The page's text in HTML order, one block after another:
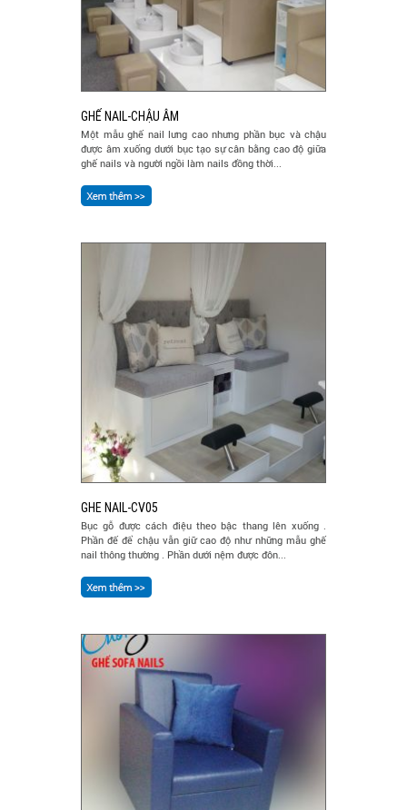
GHẾ NAIL-CHẬU ÂM
Một mẫu ghế nail lưng cao nhưng phần bục và chậu
được âm xuống dưới bục tạo sự cân bằng cao độ giữa
ghế nails và người ngồi làm nails đồng thời...
GHE NAIL-CV05
Bục gỗ được cách điệu theo bậc thang lên xuống .
Phần đế để chậu vẫn giữ cao độ như những mẫu ghế
nail thông thường . Phần dưới nệm được đôn...